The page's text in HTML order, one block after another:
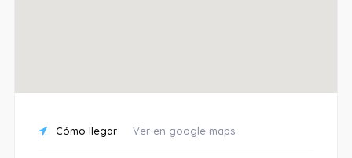
Cómo llegar Ver en google maps